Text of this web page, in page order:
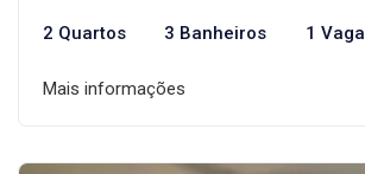
2 Quartos 3 Banheiros 1 Vaga
Mais informações